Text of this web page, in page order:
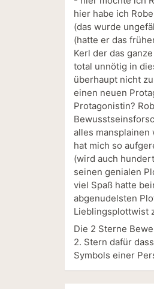
hier habe ich
(das wurde
(hatte er das
Kerl der das
total unnötig in
überhaupt nicht
einen neuen
Protagonistin?
alles mansplainen
hat mich so
(wird auch
seinen genialen
viel Spaß hatte
abgenudelsten
Lieblingsplottwist
Die 2 Sterne
2. Stern dafür
Symbols einer